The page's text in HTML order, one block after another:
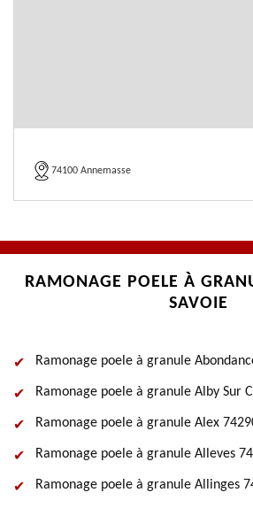
74100 Annemasse
RAMONAGE POELE À
SAVOIE
Ramonage poele à granule
Ramonage poele à granule Alby Sur
Ramonage poele à granule Alex
Ramonage poele à granule Alleves
Ramonage poele à granule Allinges